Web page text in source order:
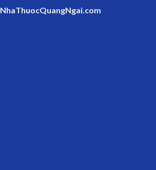
NhaThuocQuangNgai.com